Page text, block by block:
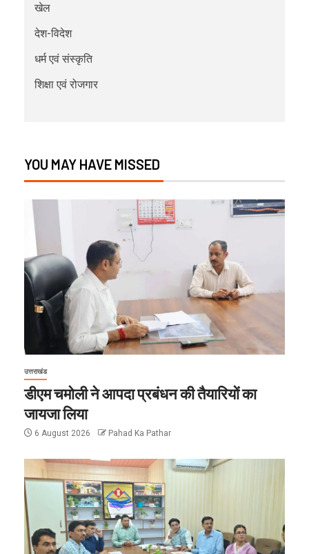
खेल
देश-विदेश
धर्म एवं संस्कृति
शिक्षा एवं रोजगार
YOU MAY HAVE MISSED
उत्तराखंड
डीएम चमोली ने आपदा प्रबंधन की तैयारियों का
जायजा लिया
6 August 2026 Pahad Ka Pathar